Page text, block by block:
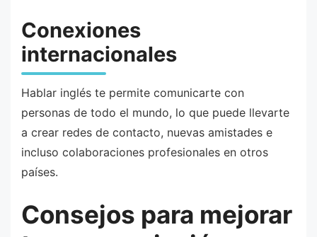
Conexiones
internacionales
Hablar inglés te permite comunicarte con
personas de todo el mundo, lo que puede llevarte
a crear redes de contacto, nuevas amistades e
incluso colaboraciones profesionales en otros
países.
Consejos para mejorar